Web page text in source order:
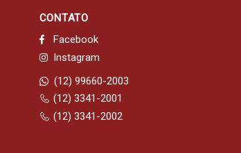
CONTATO
Facebook
Instagram
(12) 99660-2003
(12) 3341-2001
(12) 3341-2002